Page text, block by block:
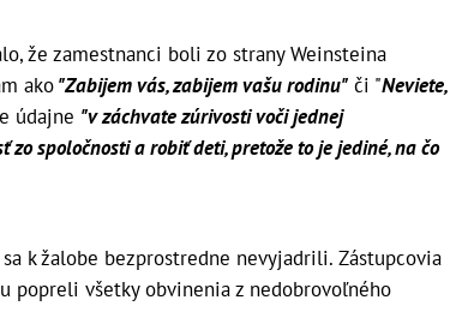
že zamestnanci boli zo strany Weinsteina
ako"Zabijem vás, zabijem vašu rodinu" či "Neviete,
údajne "v záchvate zúrivosti voči jednej
spoločnosti a robiť deti, pretože to je jediné, na čo
k žalobe bezprostredne nevyjadrili. Zástupcovia
popreli všetky obvinenia z nedobrovoľného